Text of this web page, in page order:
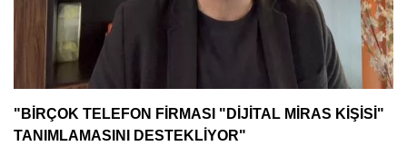
"BİRÇOK TELEFON FİRMASI "DİJİTAL MİRAS KİŞİSİ"
TANIMLAMASINI DESTEKLİYOR"